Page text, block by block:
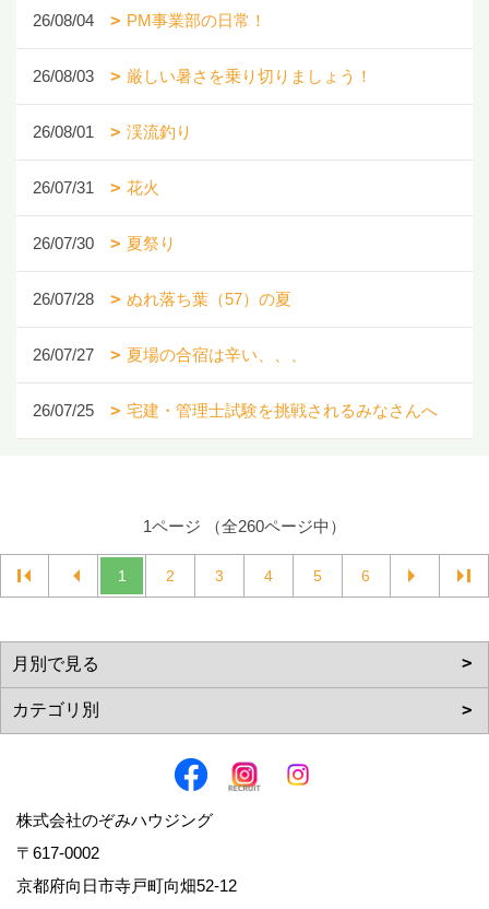
26/08/04 PM事業部の日常！
26/08/03 厳しい暑さを乗り切りましょう！
26/08/01 渓流釣り
26/07/31 花火
26/07/30 夏祭り
26/07/28 ぬれ落ち葉（57）の夏
26/07/27 夏場の合宿は辛い、、、
26/07/25 宅建・管理士試験を挑戦されるみなさんへ
1ページ （全260ページ中）
1 2 3 4 5 6
株式会社のぞみハウジング
〒617-0002
京都府向日市寺戸町向畑52-12